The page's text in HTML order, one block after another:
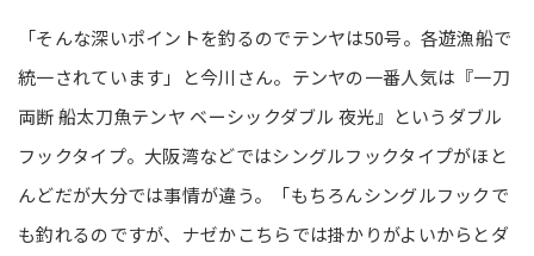
「そんな深いポイントを釣るのでテンヤは50号。各遊漁船で
統一されています」と今川さん。テンヤの一番人気は『一刀
両断 船太刀魚テンヤ ベーシックダブル 夜光』というダブル
フックタイプ。大阪湾などではシングルフックタイプがほと
んどだが大分では事情が違う。「もちろんシングルフックで
も釣れるのですが、ナゼかこちらでは掛かりがよいからとダ